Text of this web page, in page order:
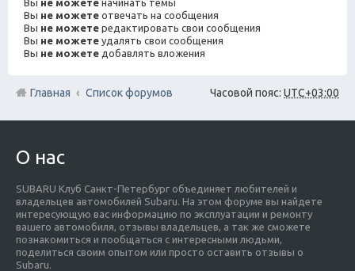
Вы не можете начинать темы
Вы не можете отвечать на сообщения
Вы не можете редактировать свои сообщения
Вы не можете удалять свои сообщения
Вы не можете добавлять вложения
Часовой пояс: UTC+03:00
Главная Список форумов
О нас
SUBARU Клуб Санкт-Петербург объединяет любителей и
владельцев автомобилей Subaru. На этом форуме вы найдете
интересующую вас информацию по эксплуатации и ремонту
вашего автомобиля, отзывы владельцев, а так же сможете
познакомиться и пообщаться с интересными людьми,
поделиться своим опытом или просто оставить отзывы о
Subaru.